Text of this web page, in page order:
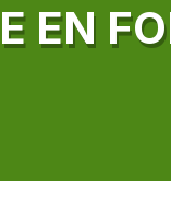
EN